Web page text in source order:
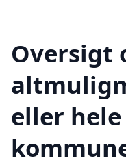
Oversigt
eller